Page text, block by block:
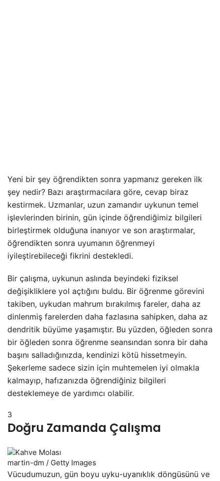
Yeni bir şey öğrendikten sonra yapmanız gereken ilk
şey nedir? Bazı araştırmacılara göre, cevap biraz
kestirmek. Uzmanlar, uzun zamandır uykunun temel
işlevlerinden birinin, gün içinde öğrendiğimiz bilgileri
birleştirmek olduğuna inanıyor ve son araştırmalar,
öğrendikten sonra uyumanın öğrenmeyi
iyileştirebileceği fikrini destekledi.
Bir çalışma, uykunun aslında beyindeki fiziksel
değişikliklere yol açtığını buldu. Bir öğrenme görevini
takiben, uykudan mahrum bırakılmış fareler, daha az
dinlenmiş farelerden daha fazlasına sahipken, daha az
dendritik büyüme yaşamıştır. Bu yüzden, öğleden sonra
bir öğleden sonra öğrenme seansından sonra bir daha
başını salladığınızda, kendinizi kötü hissetmeyin.
Şekerleme sadece sizin için muhtemelen iyi olmakla
kalmayıp, hafızanızda öğrendiğiniz bilgileri
desteklemeye de yardımcı olabilir.
3
Doğru Zamanda Çalışma
martin-dm / Getty Images
Vücudumuzun, gün boyu uyku-uyanıklık döngüsünü ve